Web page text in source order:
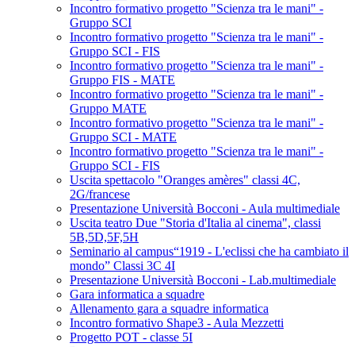
Incontro formativo progetto "Scienza tra le mani" -
Gruppo SCI
Incontro formativo progetto "Scienza tra le mani" -
Gruppo SCI - FIS
Incontro formativo progetto "Scienza tra le mani" -
Gruppo FIS - MATE
Incontro formativo progetto "Scienza tra le mani" -
Gruppo MATE
Incontro formativo progetto "Scienza tra le mani" -
Gruppo SCI - MATE
Incontro formativo progetto "Scienza tra le mani" -
Gruppo SCI - FIS
Uscita spettacolo "Oranges amères" classi 4C,
2G/francese
Presentazione Università Bocconi - Aula multimediale
Uscita teatro Due "Storia d'Italia al cinema", classi
5B,5D,5F,5H
Seminario al campus“1919 - L'eclissi che ha cambiato il
mondo” Classi 3C 4I
Presentazione Università Bocconi - Lab.multimediale
Gara informatica a squadre
Allenamento gara a squadre informatica
Incontro formativo Shape3 - Aula Mezzetti
Progetto POT - classe 5I